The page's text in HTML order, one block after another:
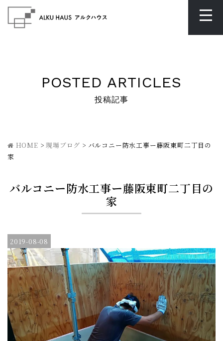
POSTED ARTICLES
投稿記事
HOME >現場ブログ > バルコニー防水工事ー藤阪東町二丁目の
家
バルコニー防水工事ー藤阪東町二丁目の
家
2019-08-08